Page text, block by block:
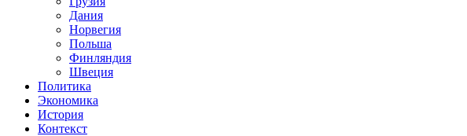
Дания
Норвегия
Польша
Финляндия
Швеция
Политика
Экономика
История
Контекст